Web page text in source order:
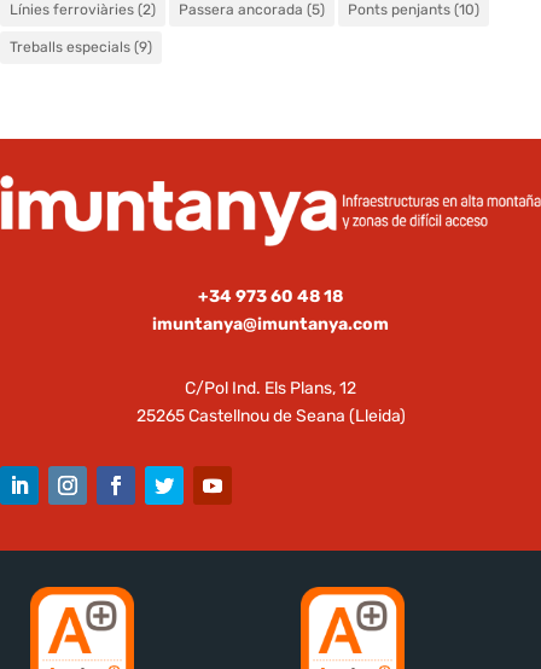
Línies ferroviàries (2) Passera ancorada (5) Ponts penjants (10)
Treballs especials (9)
+34 973 60 48 18
imuntanya@imuntanya.com
C/Pol Ind. Els Plans, 12
25265 Castellnou de Seana (Lleida)